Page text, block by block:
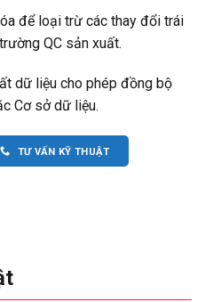
để loại trừ các thay đổi trái
QC sản xuất.
dữ liệu cho phép đồng bộ
Cơ sở dữ liệu.
TƯ VẤN KỸ THUẬT